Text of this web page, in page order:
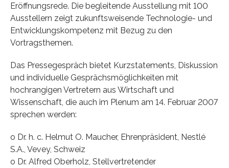
Eröffnungsrede. Die begleitende Ausstellung mit 100
Ausstellern zeigt zukunftsweisende Technologie- und
Entwicklungskompetenz mit Bezug zu den
Vortragsthemen.
Das Pressegespräch bietet Kurzstatements, Diskussion
und individuelle Gesprächsmöglichkeiten mit
hochrangigen Vertretern aus Wirtschaft und
Wissenschaft, die auch im Plenum am 14. Februar 2007
sprechen werden:
o Dr. h. c. Helmut O. Maucher, Ehrenpräsident, Nestlé
S.A., Vevey, Schweiz
o Dr. Alfred Oberholz, Stellvertretender